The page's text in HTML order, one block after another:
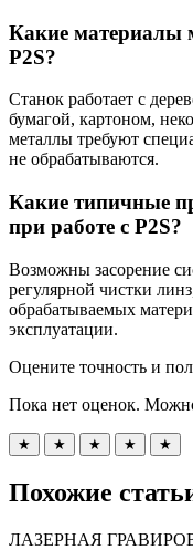
Какие материалы
P2S?
Станок работает с
бумагой, картоном,
металлы требуют
не обрабатываются.
Какие типичные
при работе с P2S?
Возможны засорение
регулярной чистки
обрабатываемых
эксплуатации.
Оцените точность и
Пока нет оценок.
★ ★ ★ ★ ★
Похожие
ЛАЗЕРНАЯ